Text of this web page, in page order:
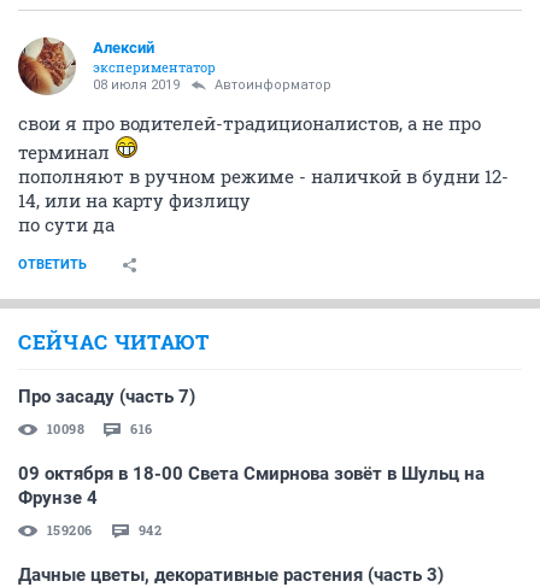
Алексий
экспериментатор
08 июля 2019 Автоинформатор
свои я про водителей-традиционалистов, а не про
терминал
пополняют в ручном режиме - наличкой в будни 12-
14, или на карту физлицу
по сути да
ОТВЕТИТЬ
СЕЙЧАС ЧИТАЮТ
Про засаду (часть 7)
10098 616
09 октября в 18-00 Света Смирнова зовёт в Шульц на
Фрунзе 4
159206 942
Дачные цветы, декоративные растения (часть 3)